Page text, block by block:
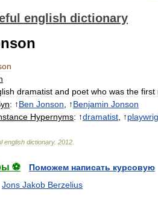
english dictionary
dramatist and poet who was the first
: ↑Ben Jonson , ↑Benjamin Jonson
Hypernyms: ↑dramatist , ↑
english dictionary. 2012
⚽
Поможем написать курсовую
Jons Jakob Berzelius